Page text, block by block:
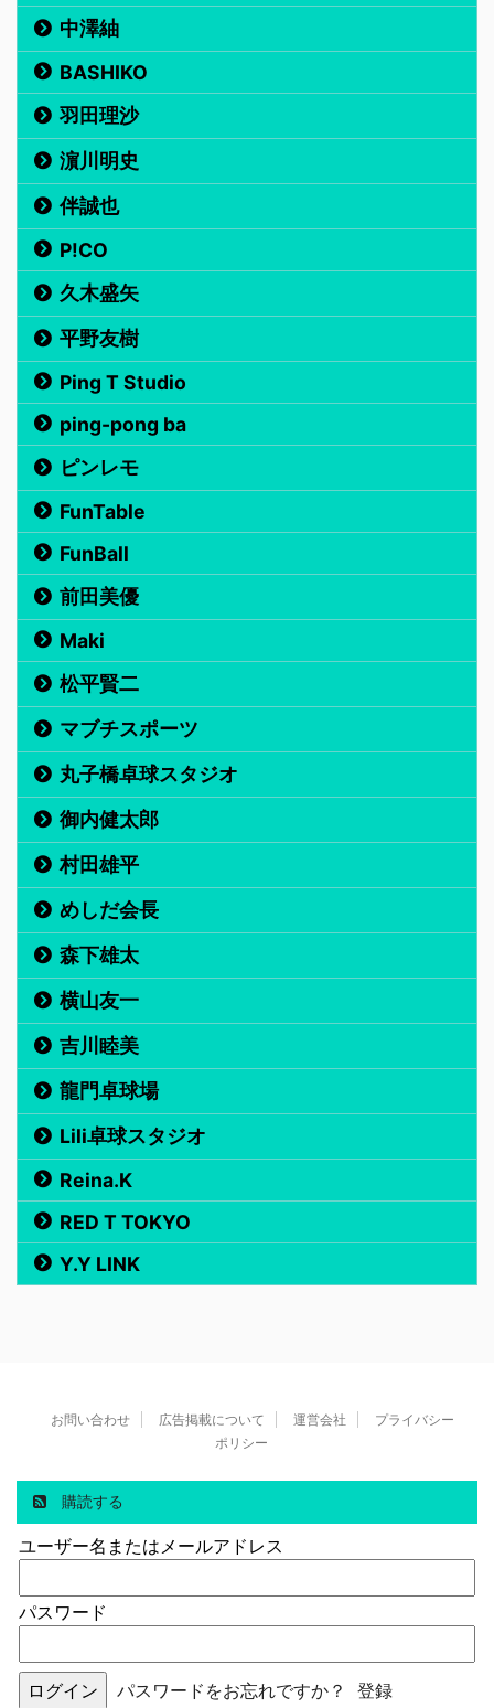
中澤紬
BASHIKO
羽田理沙
濵川明史
伴誠也
P!CO
久木盛矢
平野友樹
Ping T Studio
ping-pong ba
ピンレモ
FunTable
FunBall
前田美優
Maki
松平賢二
マブチスポーツ
丸子橋卓球スタジオ
御内健太郎
村田雄平
めしだ会長
森下雄太
横山友一
吉川睦美
龍門卓球場
Lili卓球スタジオ
Reina.K
RED T TOKYO
Y.Y LINK
お問い合わせ 広告掲載について 運営会社
プライバシー
ポリシー
購読する
ユーザー名またはメールアドレス
パスワード
パスワードをお忘れですか？ 登録